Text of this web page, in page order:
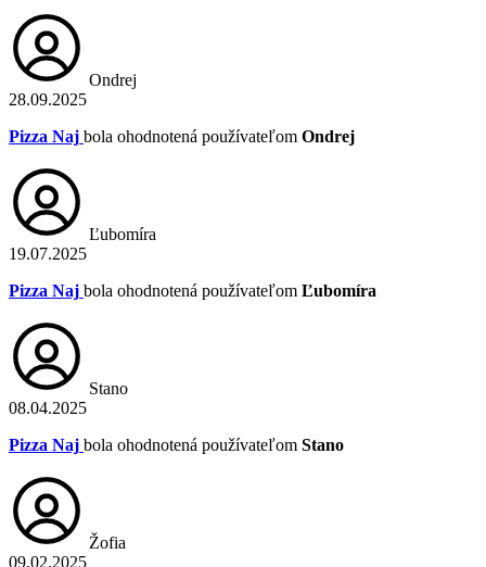
Ondrej
28.09.2025
Pizza Naj bola ohodnotená používateľom Ondrej
Ľubomíra
19.07.2025
Pizza Naj bola ohodnotená používateľom Ľubomíra
Stano
08.04.2025
Pizza Naj bola ohodnotená používateľom Stano
Žofia
09.02.2025